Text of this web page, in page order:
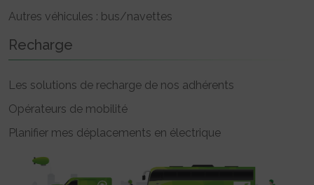
Autres véhicules : bus/navettes
Recharge
Les solutions de recharge de nos adhérents
Opérateurs de mobilité
Planifier mes déplacements en électrique